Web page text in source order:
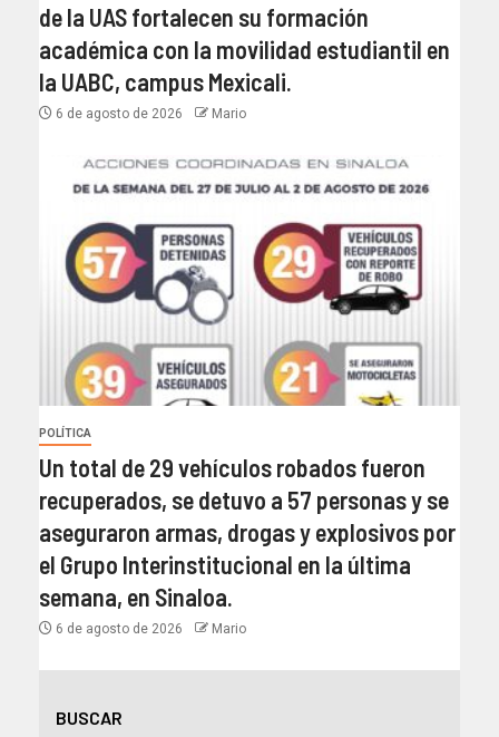
de la UAS fortalecen su formación
académica con la movilidad estudiantil en
la UABC, campus Mexicali.
6 de agosto de 2026 Mario
POLÍTICA
Un total de 29 vehículos robados fueron
recuperados, se detuvo a 57 personas y se
aseguraron armas, drogas y explosivos por
el Grupo Interinstitucional en la última
semana, en Sinaloa.
6 de agosto de 2026 Mario
BUSCAR